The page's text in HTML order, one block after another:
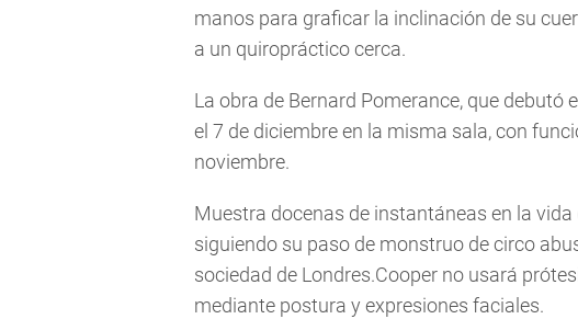
manos para graficar la inclinación de su
a un quiropráctico cerca.
La obra de Bernard Pomerance, que debutó
el 7 de diciembre en la misma sala, con
noviembre.
Muestra docenas de instantáneas en la
siguiendo su paso de monstruo de circo
sociedad de Londres.Cooper no usará
mediante postura y expresiones faciales.